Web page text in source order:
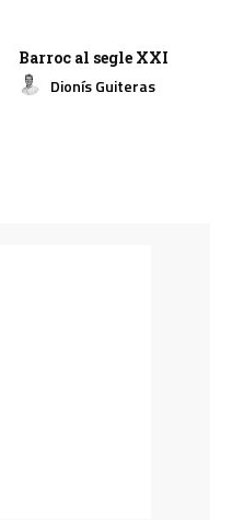
Barroc al segle XXI
Dionís Guiteras